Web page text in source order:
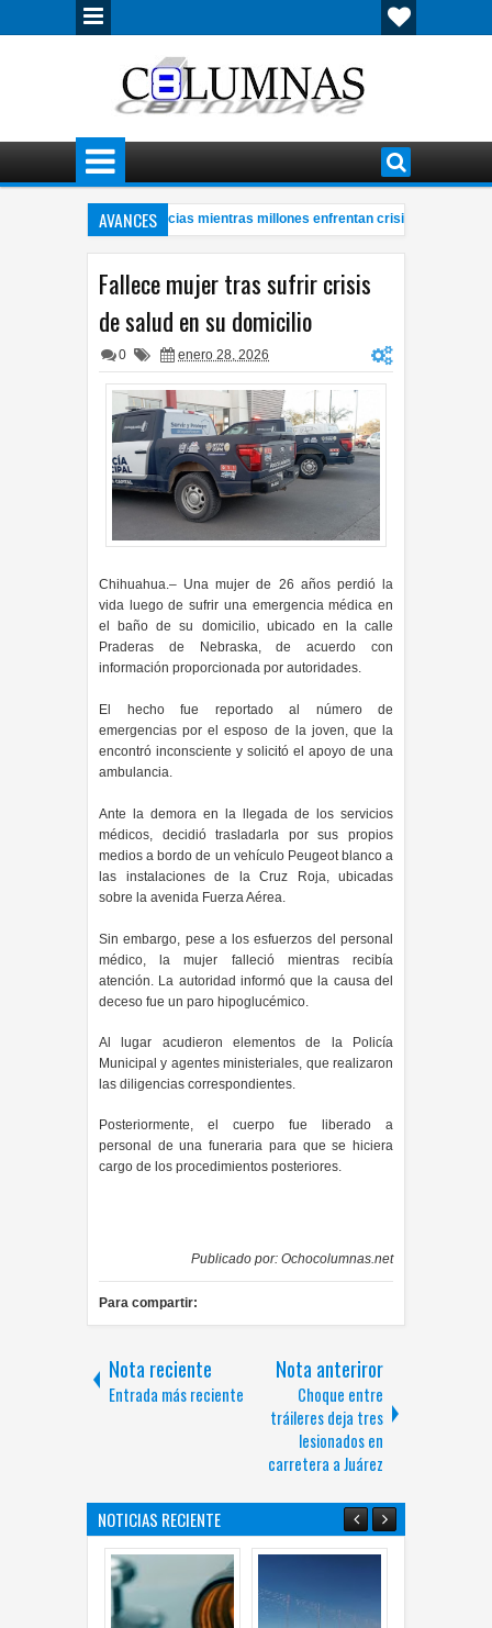
AVANCES
con millonarias ganancias mientras millones enfrentan crisis energética
Fallece mujer tras sufrir crisis
de salud en su domicilio
0 enero 28, 2026
Chihuahua.– Una mujer de 26 años perdió la
vida luego de sufrir una emergencia médica en
el baño de su domicilio, ubicado en la calle
Praderas de Nebraska, de acuerdo con
información proporcionada por autoridades.
El hecho fue reportado al número de
emergencias por el esposo de la joven, que la
encontró inconsciente y solicitó el apoyo de una
ambulancia.
Ante la demora en la llegada de los servicios
médicos, decidió trasladarla por sus propios
medios a bordo de un vehículo Peugeot blanco a
las instalaciones de la Cruz Roja, ubicadas
sobre la avenida Fuerza Aérea.
Sin embargo, pese a los esfuerzos del personal
médico, la mujer falleció mientras recibía
atención. La autoridad informó que la causa del
deceso fue un paro hipoglucémico.
Al lugar acudieron elementos de la Policía
Municipal y agentes ministeriales, que realizaron
las diligencias correspondientes.
Posteriormente, el cuerpo fue liberado a
personal de una funeraria para que se hiciera
cargo de los procedimientos posteriores.
Publicado por: Ochocolumnas.net
Para compartir:
Nota reciente
Entrada más reciente
Nota anteriror
Choque entre
tráileres deja tres
lesionados en
carretera a Juárez
NOTICIAS RECIENTE